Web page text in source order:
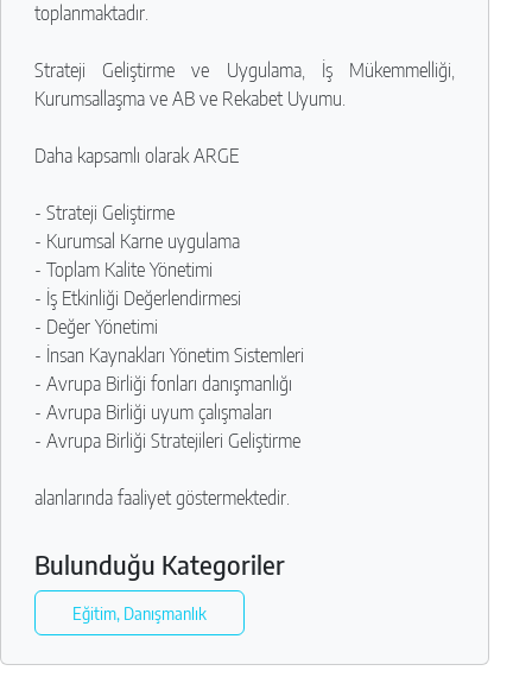
toplanmaktadır.
Strateji Geliştirme ve Uygulama, İş Mükemmelliği,
Kurumsallaşma ve AB ve Rekabet Uyumu.
Daha kapsamlı olarak ARGE
- Strateji Geliştirme
- Kurumsal Karne uygulama
- Toplam Kalite Yönetimi
- İş Etkinliği Değerlendirmesi
- Değer Yönetimi
- İnsan Kaynakları Yönetim Sistemleri
- Avrupa Birliği fonları danışmanlığı
- Avrupa Birliği uyum çalışmaları
- Avrupa Birliği Stratejileri Geliştirme
alanlarında faaliyet göstermektedir.
Bulunduğu Kategoriler
Eğitim, Danışmanlık